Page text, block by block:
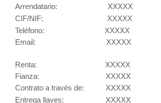
Arrendatario:
XXXXX
CIF/NIF:
XXXXX
Teléfono: XXXXX
Email: XXXXX
Renta: XXXXX
Fianza: XXXXX
Contrato a través de:
XXXXX
Entrega llaves:
XXXXX